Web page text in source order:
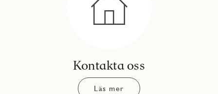
Kontakta oss
Läs mer